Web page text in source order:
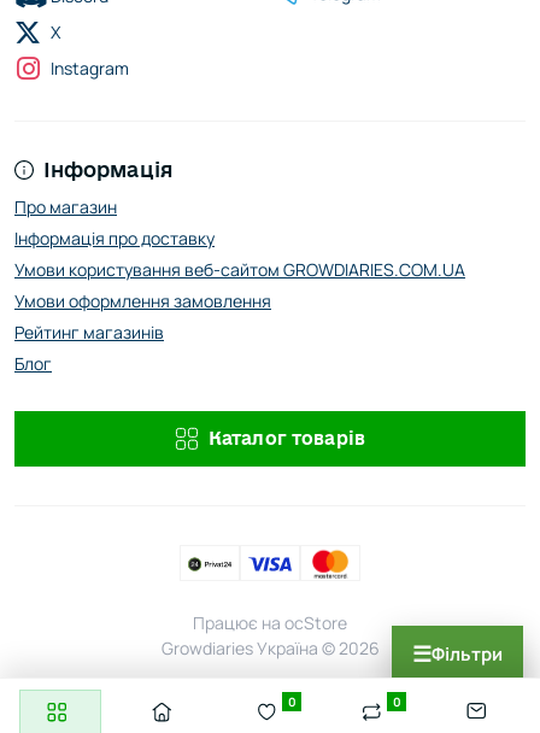
0 0
Інформація
Про магазин
Інформація про доставку
Умови користування веб-сайтом GROWDIARIES.COM.UA
Умови оформлення замовлення
Рейтинг магазинів
Блог
Каталог товарів
X
Instagram
Працює на ocStore
Growdiaries Україна © 2026
☰Фільтри